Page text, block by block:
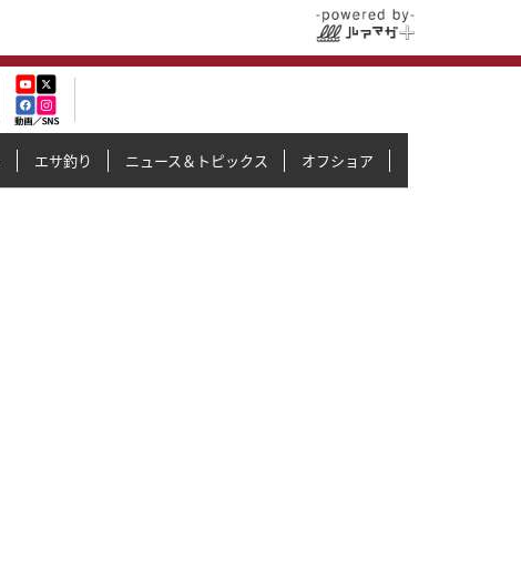
エサ釣り ニュース＆トピックス オフショア